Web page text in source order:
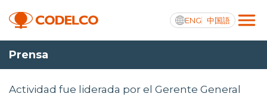
ENG 中国語
Transparencia activa
Prensa
Actividad fue liderada por el Gerente General